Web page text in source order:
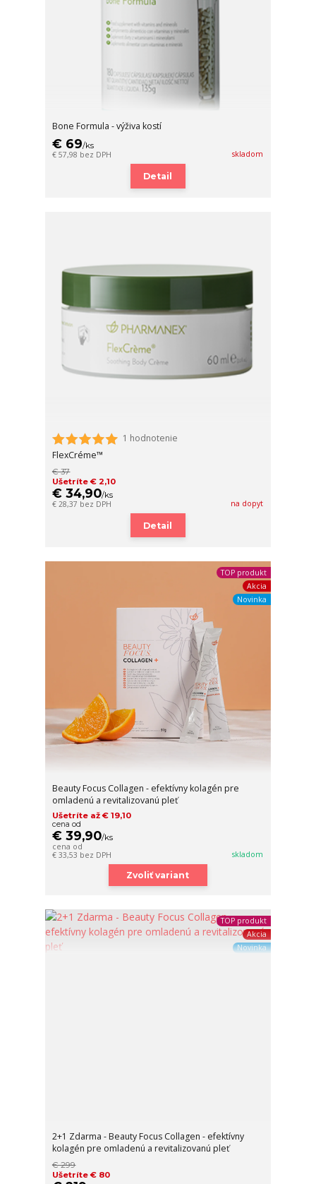
Bone Formula - výživa kostí
€ 69/ks
€ 57,98 bez DPH skladom
Detail
1 hodnotenie
FlexCréme™
€ 37
Ušetríte € 2,10
€ 34,90/ks
€ 28,37 bez DPH na dopyt
Detail
TOP produkt
Akcia
Novinka
Beauty Focus Collagen - efektívny kolagén pre
omladenú a revitalizovanú pleť
Ušetríte až € 19,10
cena od
€ 39,90/ks
cena od
€ 33,53 bez DPH skladom
Zvoliť variant
TOP produkt
Akcia
Novinka
2+1 Zdarma - Beauty Focus Collagen - efektívny
kolagén pre omladenú a revitalizovanú pleť
€ 299
Ušetríte € 80